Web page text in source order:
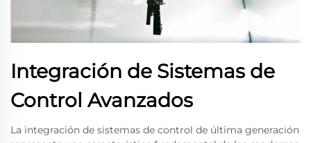
Integración de Sistemas de
Control Avanzados
La integración de sistemas de control de última generación